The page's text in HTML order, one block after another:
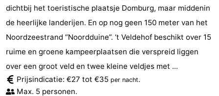
Domburg
Westhove
Last
Zien
&
Bezienswaardigheden
dichtbij het toeristische plaatsje Domburg, maar middenin
de heerlijke landerijen. En op nog geen 150 meter van het
Noordzeestrand “Noordduine”. ‘t Veldehof beschikt over 15
ruime en groene kampeerplaatsen die verspreid liggen
over een groot veld en twee kleine veldjes met ...
Prijsindicatie: €27 tot €35 per nacht.
Max. 5 personen.